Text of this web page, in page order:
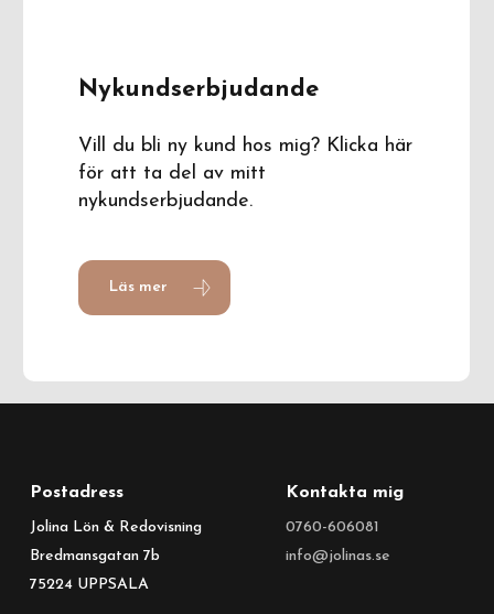
Nykundserbjudande
Vill du bli ny kund hos mig? Klicka här
för att ta del av mitt
nykundserbjudande.
Läs mer
Postadress
Jolina Lön & Redovisning
Bredmansgatan 7b
75224 UPPSALA
Kontakta mig
0760-606081
info@jolinas.se